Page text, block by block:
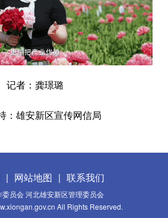
记者：龚璟璐
：雄安新区宣传网信局
| 网站地图 | 联系我们
员会 河北雄安新区管理委员会
All Rights Reserved.